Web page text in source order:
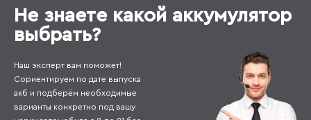
Не знаете какой аккумулятор
выбрать?
Наш эксперт вам поможет!
Сориентируем по дате выпуска
акб и подберём необходимые
варианты конкретно под вашу